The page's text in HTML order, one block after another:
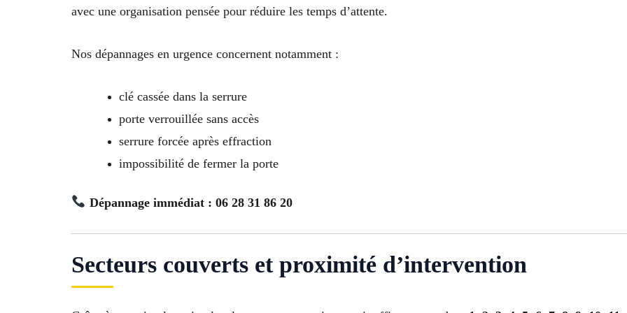
avec une organisation pensée pour réduire les temps d’attente.
Nos dépannages en urgence concernent notamment :
clé cassée dans la serrure
porte verrouillée sans accès
serrure forcée après effraction
impossibilité de fermer la porte
Dépannage immédiat : 06 28 31 86 20
Secteurs couverts et proximité d’intervention